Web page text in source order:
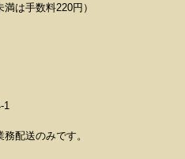
は手数料220円）
1
配送のみです。